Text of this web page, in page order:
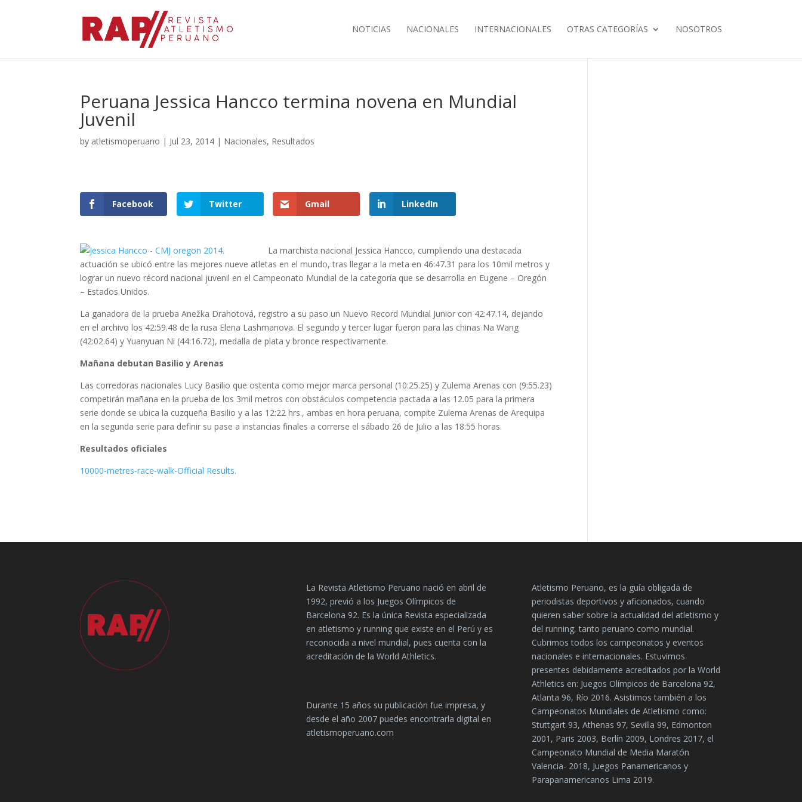
NOTICIAS NACIONALES INTERNACIONALES OTRAS CATEGORÍAS NOSOTROS
Peruana Jessica Hancco termina novena en Mundial
Juvenil
by atletismoperuano | Jul 23, 2014 | Nacionales, Resultados
Facebook Twitter Gmail LinkedIn
La marchista nacional Jessica Hancco, cumpliendo una destacada
actuación se ubicó entre las mejores nueve atletas en el mundo, tras llegar a la meta en 46:47.31 para los 10mil metros y
lograr un nuevo récord nacional juvenil en el Campeonato Mundial de la categoría que se desarrolla en Eugene – Oregón
– Estados Unidos.
La ganadora de la prueba Anežka Drahotová, registro a su paso un Nuevo Record Mundial Junior con 42:47.14, dejando
en el archivo los 42:59.48 de la rusa Elena Lashmanova. El segundo y tercer lugar fueron para las chinas Na Wang
(42:02.64) y Yuanyuan Ni (44:16.72), medalla de plata y bronce respectivamente.
Mañana debutan Basilio y Arenas
Las corredoras nacionales Lucy Basilio que ostenta como mejor marca personal (10:25.25) y Zulema Arenas con (9:55.23)
competirán mañana en la prueba de los 3mil metros con obstáculos competencia pactada a las 12.05 para la primera
serie donde se ubica la cuzqueña Basilio y a las 12:22 hrs., ambas en hora peruana, compite Zulema Arenas de Arequipa
en la segunda serie para definir su pase a instancias finales a correrse el sábado 26 de Julio a las 18:55 horas.
Resultados oficiales
10000-metres-race-walk-Official Results.
La Revista Atletismo Peruano nació en abril de
1992, previó a los Juegos Olímpicos de
Barcelona 92. Es la única Revista especializada
en atletismo y running que existe en el Perú y es
reconocida a nivel mundial, pues cuenta con la
acreditación de la World Athletics.
Durante 15 años su publicación fue impresa, y
desde el año 2007 puedes encontrarla digital en
atletismoperuano.com
Atletismo Peruano, es la guía obligada de
periodistas deportivos y aficionados, cuando
quieren saber sobre la actualidad del atletismo y
del running, tanto peruano como mundial.
Cubrimos todos los campeonatos y eventos
nacionales e internacionales. Estuvimos
presentes debidamente acreditados por la World
Athletics en: Juegos Olímpicos de Barcelona 92,
Atlanta 96, Río 2016. Asistimos también a los
Campeonatos Mundiales de Atletismo como:
Stuttgart 93, Athenas 97, Sevilla 99, Edmonton
2001, Paris 2003, Berlín 2009, Londres 2017, el
Campeonato Mundial de Media Maratón
Valencia- 2018, Juegos Panamericanos y
Parapanamericanos Lima 2019.